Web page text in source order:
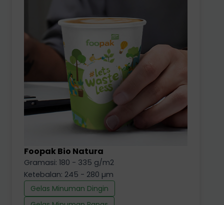
Foopak Bio Natura
Gramasi: 180 - 335 g/m2
Ketebalan: 245 - 280 µm
Gelas Minuman Dingin